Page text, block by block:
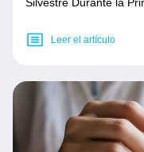
Leer el artículo